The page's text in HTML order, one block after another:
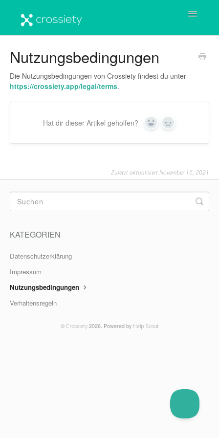
Toggle
Crossiety-Plattform
Häufige Fragen & Antworten
Nutzungsbedingungen
Die Nutzungsbedingungen von Crossiety findest du unter
https://crossiety.app/legal/terms.
Hat dir dieser Artikel geholfen? Yes No
Zuletzt aktualisiert November 16, 2021
KATEGORIEN
Datenschutzerklärung
Impressum
Nutzungsbedingungen
Verhaltensregeln
© Crossiety2026. Powered by Help Scout